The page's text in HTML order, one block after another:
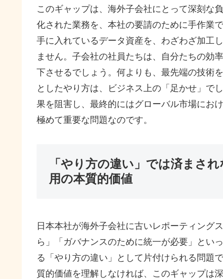
このギャップは、海外子会社にとって深刻な
化された業務を、本社の要請のために手作業
手に入れているデータ資産を、わざわざ加工
ません。子会社の社員たちは、自分たちの効
下させるでしょう。何よりも、最先端の技術
としたやり方は、ビジネス上の「足かせ」で
果を阻害し、最終的にはグローバル市場にお
極めて重要な問題なのです。
「やり方の違い」では済まさ
用の本質的価値
日本本社が海外子会社に古いレポーティング
ら」「ガバナンスのために統一が必要」とい
る「やり方の違い」として片付けられる問題
質的価値を理解しなければ、このギャップは